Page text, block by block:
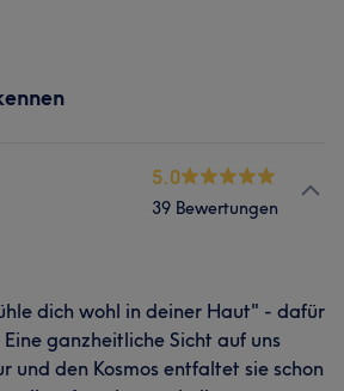
5.0
39 Bewertungen
dich wohl in deiner Haut" - dafür
ganzheitliche Sicht auf uns
und den Kosmos entfaltet sie schon